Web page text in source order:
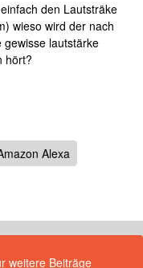
den Lautsträke
wieso wird der nach
lautstärke
hört?
Alexa
weitere Beiträge